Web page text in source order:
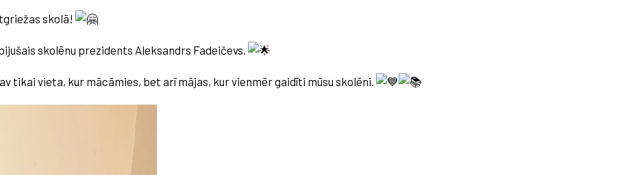
skolā!
skolēnu prezidents Aleksandrs Fadeičevs.
tikai vieta, kur mācāmies, bet arī mājas, kur vienmēr gaidīti mūsu skolēni.